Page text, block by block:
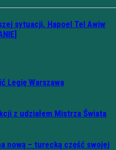
sytuacji. Hapoel Tel Awiw
Legię Warszawa
z udziałem Mistrza Świata
nową – turecką część swojej